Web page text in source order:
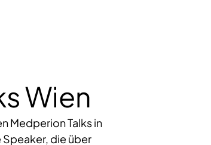
Wien
Medperion Talks in
Speaker, die über